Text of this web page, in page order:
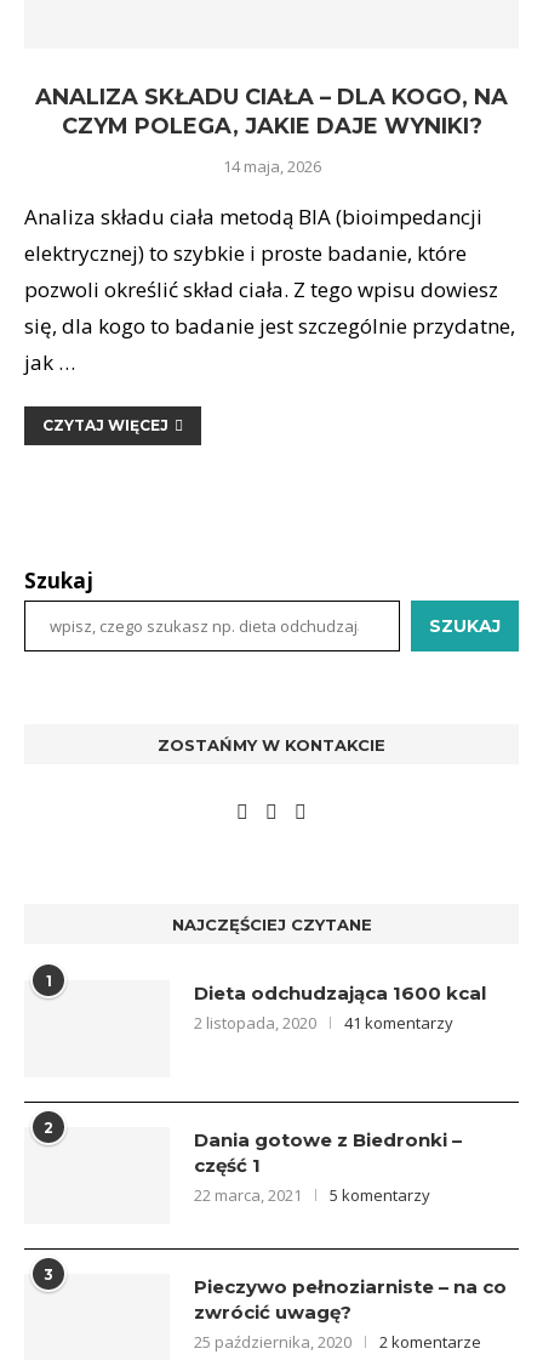
ANALIZA SKŁADU CIAŁA – DLA KOGO, NA
CZYM POLEGA, JAKIE DAJE WYNIKI?
14 maja, 2026
Analiza składu ciała metodą BIA (bioimpedancji
elektrycznej) to szybkie i proste badanie, które
pozwoli określić skład ciała. Z tego wpisu dowiesz
się, dla kogo to badanie jest szczególnie przydatne,
jak …
CZYTAJ WIĘCEJ
Szukaj
SZUKAJ
ZOSTAŃMY W KONTAKCIE
NAJCZĘŚCIEJ CZYTANE
1
Dieta odchudzająca 1600 kcal
2 listopada, 2020 41 komentarzy
2
Dania gotowe z Biedronki –
część 1
22 marca, 2021 5 komentarzy
3
Pieczywo pełnoziarniste – na co
zwrócić uwagę?
25 października, 2020 2 komentarze